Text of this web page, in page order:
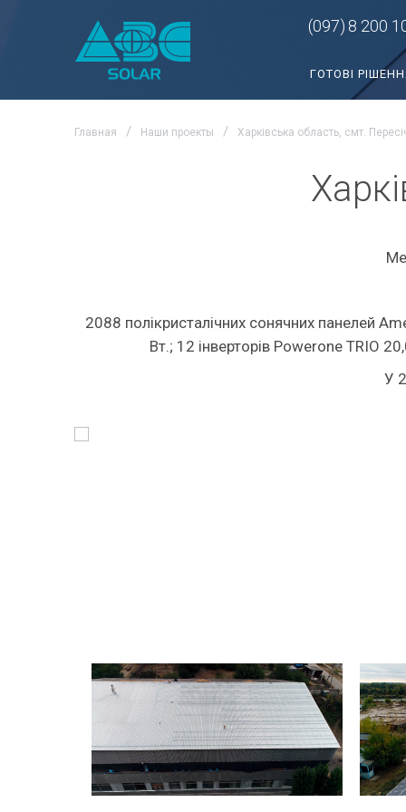
(097) 8 200
ГОТОВІ
Главная Наши проекты Харківська область, смт.
2088 полікристалічних сонячних панелей
Вт.; 12 інверторів Powerone TRIO
У